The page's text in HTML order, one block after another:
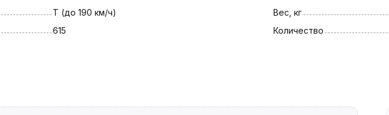
T (до 190 км/ч)
615
Вес, кг
Количество